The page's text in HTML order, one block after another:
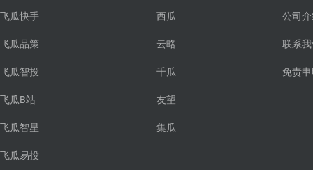
飞瓜快手
飞瓜品策
飞瓜智投
飞瓜B站
飞瓜智星
飞瓜易投
西瓜
云略
千瓜
友望
集瓜
公司
联系
免责